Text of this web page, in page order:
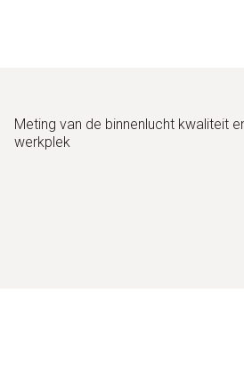
Meting van de binnenlucht kwaliteit
werkplek